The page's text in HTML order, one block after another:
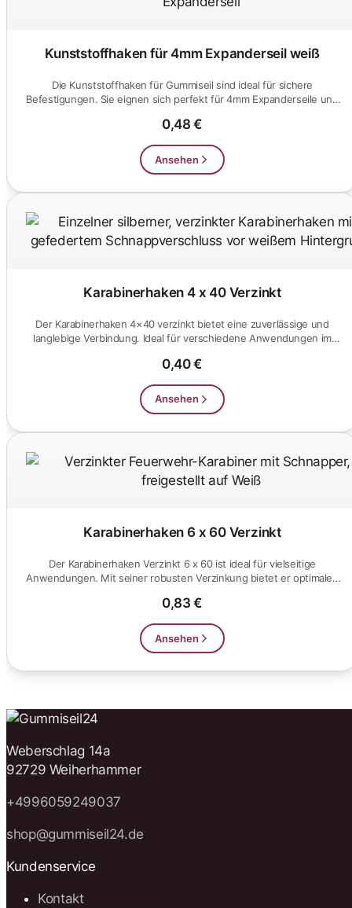
Kunststoffhaken für 4mm Expanderseil weiß
Die Kunststoffhaken für Gummiseil sind ideal für sichere
Befestigungen. Sie eignen sich perfekt für 4mm Expanderseile und
0,48 €
Ansehen
Karabinerhaken 4 x 40 Verzinkt
Der Karabinerhaken 4×40 verzinkt bietet eine zuverlässige und
langlebige Verbindung. Ideal für verschiedene Anwendungen im
0,40 €
Ansehen
Karabinerhaken 6 x 60 Verzinkt
Der Karabinerhaken Verzinkt 6 x 60 ist ideal für vielseitige
Anwendungen. Mit seiner robusten Verzinkung bietet er optimalen
0,83 €
Ansehen
Weberschlag 14a
92729 Weiherhammer
+4996059249037
shop@gummiseil24.de
Kundenservice
Kontakt